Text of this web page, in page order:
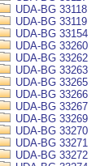
UDA-BG 33118
UDA-BG 33119
UDA-BG 33154
UDA-BG 33260
UDA-BG 33262
UDA-BG 33263
UDA-BG 33265
UDA-BG 33266
UDA-BG 33267
UDA-BG 33269
UDA-BG 33270
UDA-BG 33271
UDA-BG 33272